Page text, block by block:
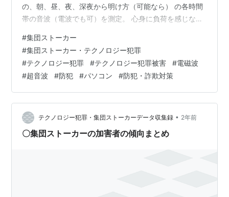
の、朝、昼、夜、深夜から明け方（可能なら） の各時間
帯の音波（電波でも可）を測定。 心身に負荷を感じない
ットなどで保存しておきます。 ちなみに、スクリーンシ
ョットは裁判などにおいての証拠能力はあるそうです。
（改ざんして、手を加えていないという調べがつくデー
タに関して） それを３か月から半年くらい分集めてみる
と、 明らかに、外やどこかから音波などの影響をうけた
であろう、 本来あり得ない変化の音…
#集団ストーカー
#集団ストーカー・テクノロジー犯罪
#テクノロジー犯罪 #テクノロジー犯罪被害 #電磁波
#超音波 #防犯 #パソコン #防犯・詐欺対策
テクノロジー犯罪・集団ストーカーデータ収集録 • 2年前
〇集団ストーカーの加害者の傾向まとめ